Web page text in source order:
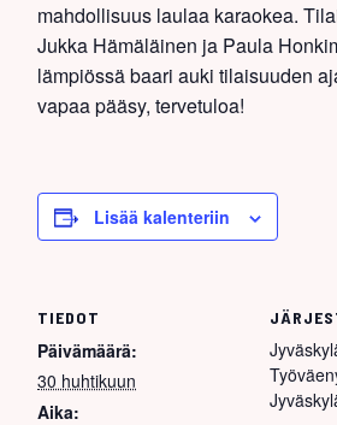
mahdollisuus laulaa karaokea.
Jukka Hämäläinen ja Paula
lämpiössä baari auki tilaisuuden
vapaa pääsy, tervetuloa!
Lisää kalenteriin
TIEDOT
Päivämäärä:
30 huhtikuun
Aika: